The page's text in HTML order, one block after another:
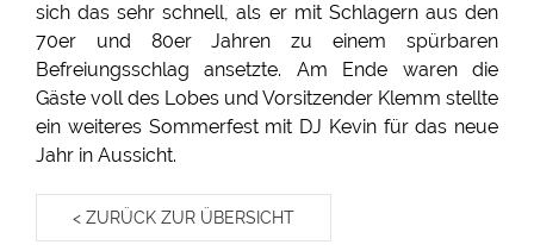
sich das sehr schnell, als er mit Schlagern aus den
70er und 80er Jahren zu einem spürbaren
Befreiungsschlag ansetzte. Am Ende waren die
Gäste voll des Lobes und Vorsitzender Klemm stellte
ein weiteres Sommerfest mit DJ Kevin für das neue
Jahr in Aussicht.
< ZURÜCK ZUR ÜBERSICHT